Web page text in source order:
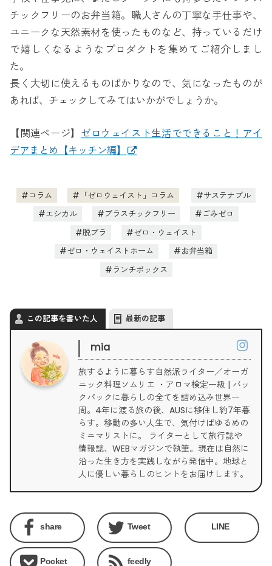
チックフリーのお弁当箱。職人さんの丁寧な手仕事や、
ユニークな天然素材を使ったものなど、持っているだけ
で嬉しくなるようなプロダクトを集めてご紹介しまし
た。
長く大切に使えるものばかりなので、気になったものが
あれば、チェックしてみてはいかがでしょうか。
【関連ページ】 ゼロウェイスト生活でできること！アイ
デアまとめ【キッチン編】
コラム 「ゼロウェイスト」コラム
サステナブル
エシカル
プラスチックフリー
ごみゼロ
脱プラ
ゼロ・ウェイスト
ゼロ・ウェイストホーム
お弁当箱
ランチボックス
この記事を書いた人 最新の記事
mia
旅するように暮らす自然派ライター／オーガ
ニック料理ソムリエ ・アロマ検定一級 | バッ
クパックに暮らしの全てを詰め込み世界一
周。4年に渡る旅の後、AUSに移住し約7年暮
らす。移動の多い人生で、気付けばゆるめの
ミニマリストに。 ライターとして旅行誌や
情報誌、WEBマガジンで執筆。現在は自然に
沿った生き方を実践しながら発信中。地球と
人に優しい暮らしのヒントをお届けします。
share Tweet LINE
Pocket feedly